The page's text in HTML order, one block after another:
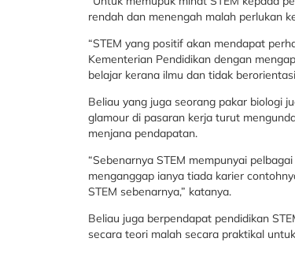
rendah dan menengah malah perlukan
“STEM yang positif akan mendapat
Kementerian Pendidikan dengan
belajar kerana ilmu dan tidak
Beliau yang juga seorang pakar biologi
glamour di pasaran kerja turut
menjana pendapatan.
“Sebenarnya STEM mempunyai
menganggap ianya tiada karier
STEM sebenarnya,” katanya.
Beliau juga berpendapat pendidikan
secara teori malah secara praktikal